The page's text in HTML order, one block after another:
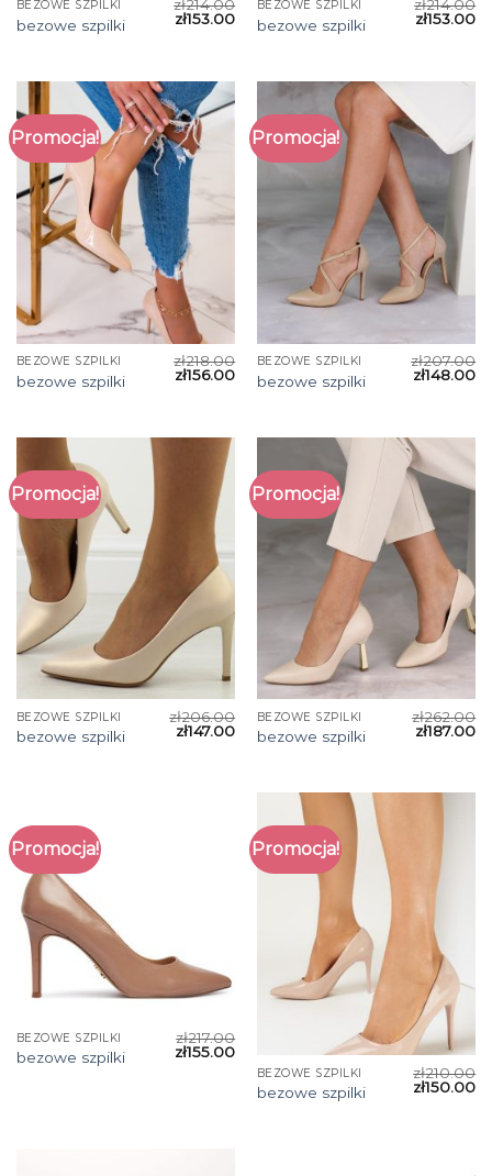
BEZOWE SZPILKI
bezowe szpilki
zł214.00
zł153.00
BEZOWE SZPILKI
bezowe szpilki
zł214.00
zł153.00
Promocja!
BEZOWE SZPILKI
bezowe szpilki
zł218.00
zł156.00
Promocja!
BEZOWE SZPILKI
bezowe szpilki
zł207.00
zł148.00
Promocja!
BEZOWE SZPILKI
bezowe szpilki
zł206.00
zł147.00
Promocja!
BEZOWE SZPILKI
bezowe szpilki
zł262.00
zł187.00
Promocja!
BEZOWE SZPILKI
bezowe szpilki
zł217.00
zł155.00
Promocja!
BEZOWE SZPILKI
bezowe szpilki
zł210.00
zł150.00